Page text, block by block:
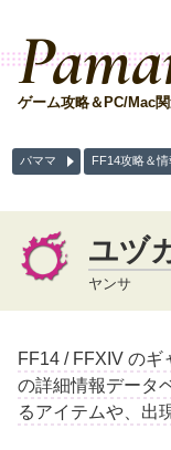
ゲーム攻略＆PC/Mac
パママ FF14攻略＆情
ユヅ
ヤンサ
FF14 / FFXIV のギ
の詳細情報データ
るアイテムや、出